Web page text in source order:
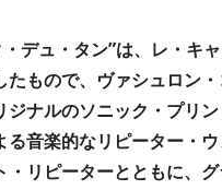
デュ・タン”は、レ・キ
たもので、ヴァシュロン
ジナルのソニック・プリ
る音楽的なリピーター・
・リピーターとともに、